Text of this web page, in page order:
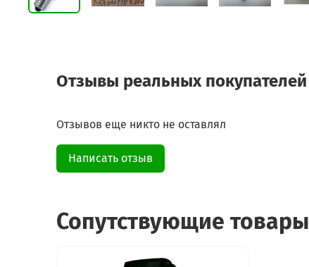
Отзывы реальных покупателей
Отзывов еще никто не оставлял
Написать отзыв
Сопутствующие товары